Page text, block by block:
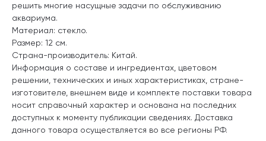
решить многие насущные задачи по обслуживанию
аквариума.
Материал: стекло.
Размер: 12 см.
Страна-производитель: Китай.
Информация о составе и ингредиентах, цветовом
решении, технических и иных характеристиках, стране-
изготовителе, внешнем виде и комплекте поставки товара
носит справочный характер и основана на последних
доступных к моменту публикации сведениях. Доставка
данного товара осуществляется во все регионы РФ.